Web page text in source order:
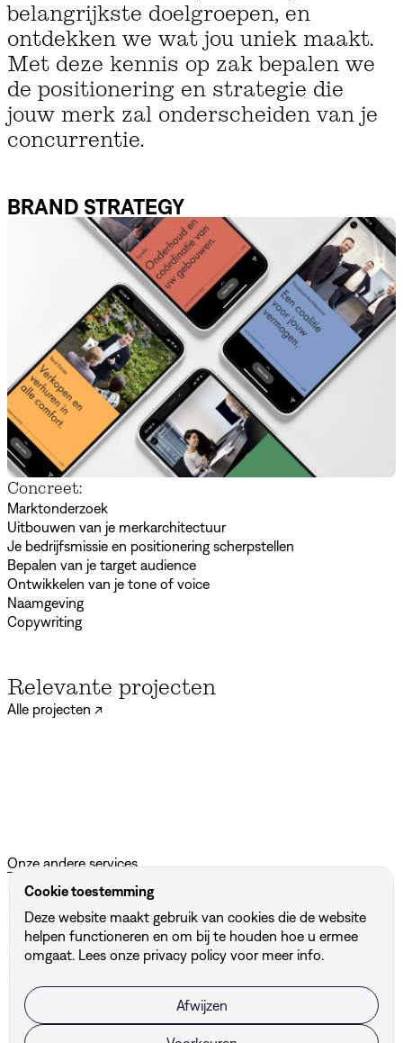
belangrijkste doelgroepen, en
ontdekken we wat jou uniek maakt.
Met deze kennis op zak bepalen we
de positionering en strategie die
jouw merk zal onderscheiden van je
concurrentie.
BRAND STRATEGY
Concreet:
Marktonderzoek
Uitbouwen van je merkarchitectuur
Je bedrijfsmissie en positionering scherpstellen
Bepalen van je target audience
Ontwikkelen van je tone of voice
Naamgeving
Copywriting
Relevante projecten
Alle projecten ↗
Onze andere services
Signalisatie↗ Print Design
Brand Campaign↗ Marketingtools↗
Motion Design ↗ Digital Design ↗ Naming
Cookie toestemming
Deze website maakt gebruik van cookies die de website
helpen functioneren en om bij te houden hoe u ermee
omgaat. Lees onze privacy policy voor meer info.
Afwijzen